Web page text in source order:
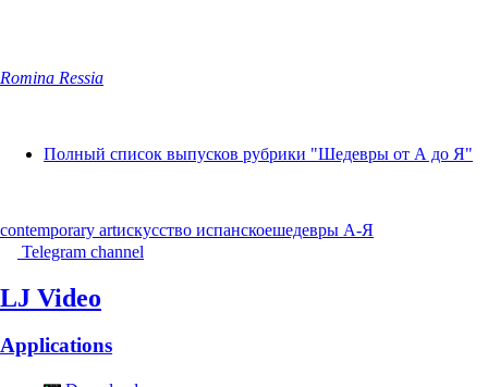
Romina Ressia
Полный список выпусков рубрики "Шедевры от А до Я"
contemporary artискусство испанскоешедевры А-Я
Telegram channel
LJ Video
Applications